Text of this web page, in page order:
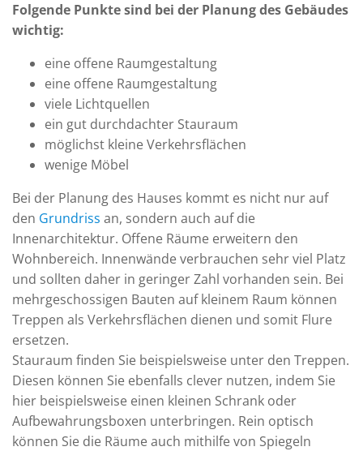
Folgende Punkte sind bei der Planung des Gebäudes
wichtig:
eine offene Raumgestaltung
eine offene Raumgestaltung
viele Lichtquellen
ein gut durchdachter Stauraum
möglichst kleine Verkehrsflächen
wenige Möbel
Bei der Planung des Hauses kommt es nicht nur auf
den Grundriss an, sondern auch auf die
Innenarchitektur. Offene Räume erweitern den
Wohnbereich. Innenwände verbrauchen sehr viel Platz
und sollten daher in geringer Zahl vorhanden sein. Bei
mehrgeschossigen Bauten auf kleinem Raum können
Treppen als Verkehrsflächen dienen und somit Flure
ersetzen.
Stauraum finden Sie beispielsweise unter den Treppen.
Diesen können Sie ebenfalls clever nutzen, indem Sie
hier beispielsweise einen kleinen Schrank oder
Aufbewahrungsboxen unterbringen. Rein optisch
können Sie die Räume auch mithilfe von Spiegeln